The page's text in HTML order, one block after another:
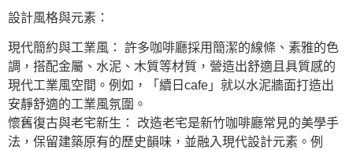
設計風格與元素：
現代簡約與工業風： 許多咖啡廳採用簡潔的線條、素雅的色
調，搭配金屬、水泥、木質等材質，營造出舒適且具質感的
現代工業風空間。例如，「續日cafe」就以水泥牆面打造出
安靜舒適的工業風氛圍。
懷舊復古與老宅新生： 改造老宅是新竹咖啡廳常見的美學手
法，保留建築原有的歷史韻味，並融入現代設計元素。例